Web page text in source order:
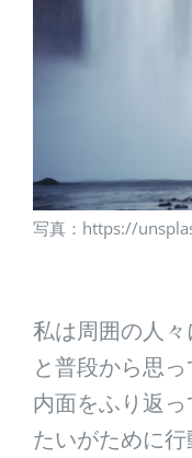
写真：https://
私は周囲の人
と普段から思
内面をふり返
たいがために